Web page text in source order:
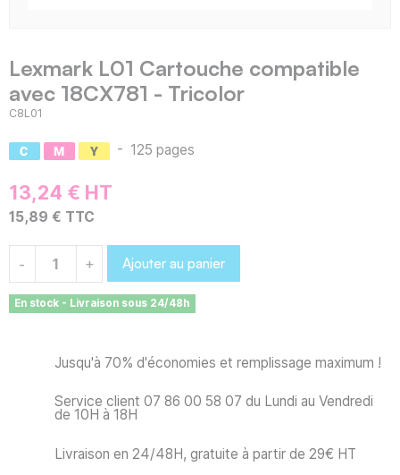
Lexmark L01 Cartouche compatible
avec 18CX781 - Tricolor
C8L01
- 125 pages
13,24 € HT
15,89 € TTC
- + Ajouter au panier
En stock - Livraison sous 24/48h
Jusqu'à 70% d'économies et remplissage maximum !
Service client 07 86 00 58 07 du Lundi au Vendredi
de 10H à 18H
Livraison en 24/48H, gratuite à partir de 29€ HT